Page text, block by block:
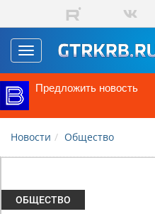
Перейти к основному содержанию
Toggle
navigation
Предложить новость
Новости Общество
ОБЩЕСТВО